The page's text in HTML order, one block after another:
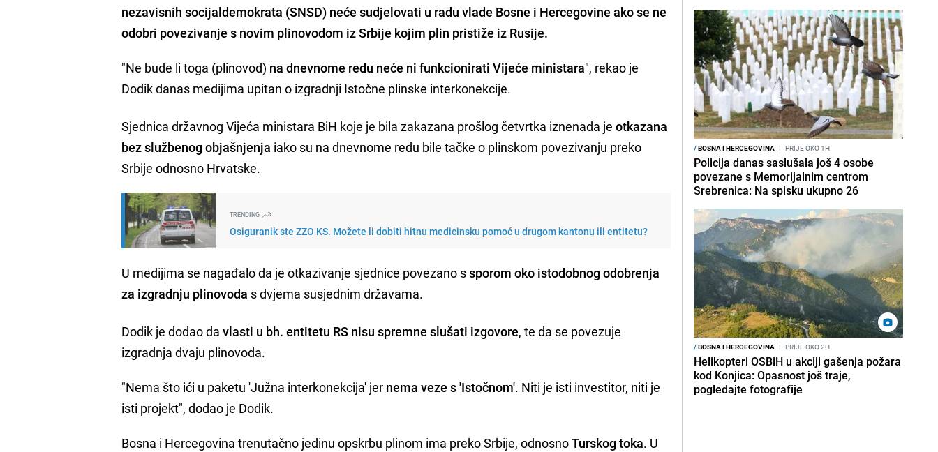
nezavisnih socijaldemokrata (SNSD) neće sudjelovati u radu vlade Bosne i Hercegovine ako se ne
odobri povezivanje s novim plinovodom iz Srbije kojim plin pristiže iz Rusije.
"Ne bude li toga (plinovod) na dnevnome redu neće ni funkcionirati Vijeće ministara", rekao je
Dodik danas medijima upitan o izgradnji Istočne plinske interkonekcije.
Sjednica državnog Vijeća ministara BiH koje je bila zakazana prošlog četvrtka iznenada jeotkazana
bez službenog objašnjenja iako su na dnevnome redu bile tačke o plinskom povezivanju preko
Srbije odnosno Hrvatske.
TRENDING
Osiguranik ste ZZO KS. Možete li dobiti hitnu medicinsku pomoć u drugom kantonu ili entitetu?
U medijima se nagađalo da je otkazivanje sjednice povezano ssporom oko istodobnog odobrenja
za izgradnju plinovoda s dvjema susjednim državama.
Dodik je dodao davlasti u bh. entitetu RS nisu spremne slušati izgovore, te da se povezuje
izgradnja dvaju plinovoda.
"Nema što ići u paketu 'Južna interkonekcija' jer nema veze s 'Istočnom'. Niti je isti investitor, niti je
isti projekt", dodao je Dodik.
Bosna i Hercegovina trenutačno jedinu opskrbu plinom ima preko Srbije, odnosnoTurskog toka. U
/BOSNA I HERCEGOVINA I PRIJE OKO 1H
Policija danas saslušala još 4 osobe
povezane s Memorijalnim centrom
Srebrenica: Na spisku ukupno 26
/BOSNA I HERCEGOVINA I PRIJE OKO 2H
Helikopteri OSBiH u akciji gašenja požara
kod Konjica: Opasnost još traje,
pogledajte fotografije